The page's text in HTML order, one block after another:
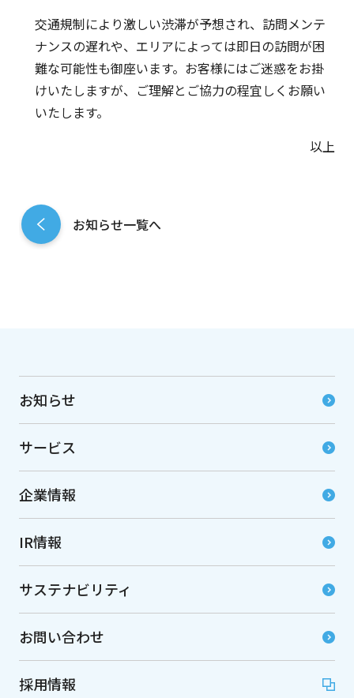
交通規制により激しい渋滞が予想され、訪問メンテ
ナンスの遅れや、エリアによっては即日の訪問が困
難な可能性も御座います。お客様にはご迷惑をお掛
けいたしますが、ご理解とご協力の程宜しくお願い
いたします。
以上
お知らせ一覧へ
お知らせ
サービス
企業情報
IR情報
サステナビリティ
お問い合わせ
採用情報